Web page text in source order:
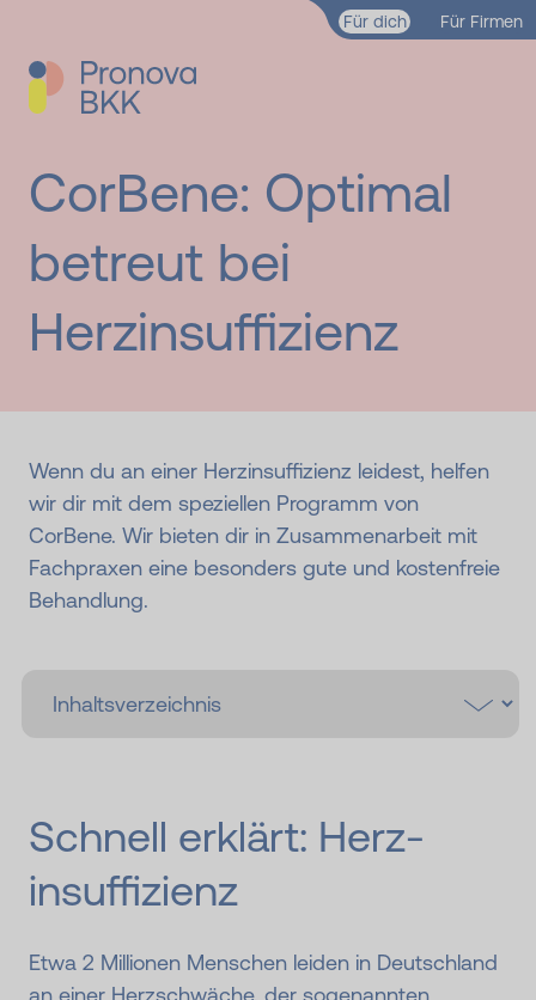
Zum Hauptinhalt springen
Für dich Für Firmen
CorBene: Optimal
betreut bei
Herzinsuffizienz
Wenn du an einer Herzinsuffizienz leidest, helfen
wir dir mit dem speziellen Programm von
CorBene. Wir bieten dir in Zusammenarbeit mit
Fachpraxen eine besonders gute und kostenfreie
Behandlung.
Schnell erklärt: Herz­
insuffizienz
Etwa 2 Millionen Menschen leiden in Deutschland